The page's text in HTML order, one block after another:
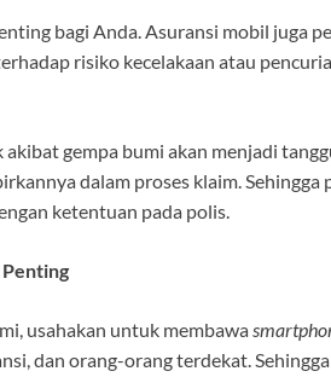
bagi Anda. Asuransi mobil juga
risiko kecelakaan atau
gempa bumi akan menjadi
dalam proses klaim.
ketentuan pada polis.
usahakan untuk membawa
dan orang-orang terdekat.